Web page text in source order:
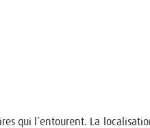
qui l’entourent. La